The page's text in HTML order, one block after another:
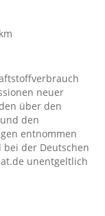
neuer
über den
den
entnommen
der Deutschen
unentgeltlich